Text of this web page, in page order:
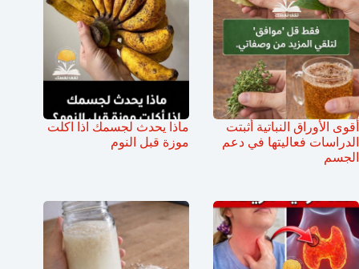
أقوى الأوراق النباتية أثبتت
الدراسات فعاليتها في دعم
الجسم
ماذا يحدث لجسمك اذا اكلت
موزة قبل النوم